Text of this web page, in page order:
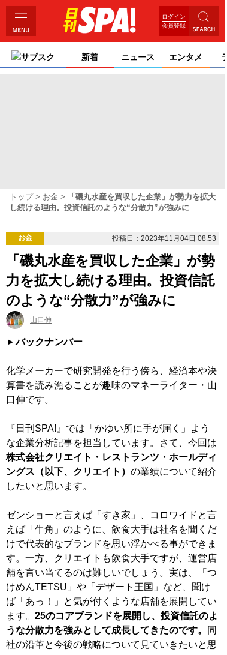
ログイン
会員登録
サブスク 新着 ニュース エンタメ
トップ お金
「磯丸水産を買収した企業」が勢力を拡大
し続ける理由。投資信託のような“分散力”が強みに
お金 投稿日：2023年11月04日 08:53
「磯丸水産を買収した企業」が勢
力を拡大し続ける理由。投資信託
のような“分散力”が強みに
山口伸
バックナンバー
化学メーカーで研究開発を行う傍ら、経済本や決
算書を読み漁ることが趣味のマネーライター・山
口伸です。
『日刊SPA!』では「かゆい所に手が届く」よう
な企業分析記事を担当しています。さて、今回は
株式会社クリエイト・レストランツ・ホールディ
ングス（以下、クリエイト） の業績について紹介
したいと思います。
ゼンショーと言えば「すき家」、コロワイドと言
えば「牛角」のように、飲食大手は社名を聞くだ
けで代表的なブランドを思い浮かべる事ができま
す。一方、クリエイトも飲食大手ですが、運営店
舗を言い当てるのは難しいでしょう。実は、「つ
けめんTETSU」や「デザート王国」など、聞け
ば「あっ！」と気が付くような店舗を展開してい
ます。 25のコアブランドを展開し、投資信託のよ
うな分散力を強みとして成長してきたのです。
同
社の沿革と今後の戦略について見ていきたいと思